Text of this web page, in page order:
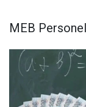
MEB Personel